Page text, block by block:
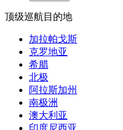
顶级巡航目的地
加拉帕戈斯
克罗地亚
希腊
北极
阿拉斯加州
南极洲
澳大利亚